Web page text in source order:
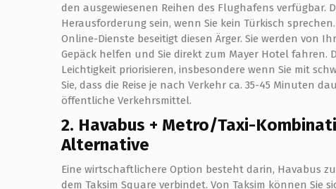
den ausgewiesenen Reihen des Flughafens verfügbar.
Herausforderung sein, wenn Sie kein Türkisch
Online-Dienste beseitigt diesen Ärger. Sie werden von
Gepäck helfen und Sie direkt zum Mayer Hotel fahren.
Leichtigkeit priorisieren, insbesondere wenn Sie mit
Sie, dass die Reise je nach Verkehr ca. 35-45 Minuten
öffentliche Verkehrsmittel.
2. Havabus + Metro/Taxi-
Alternative
Eine wirtschaftlichere Option besteht darin, Havabus
dem Taksim Square verbindet. Von Taksim können Sie